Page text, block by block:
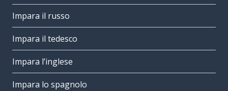
Impara il russo
Impara il tedesco
Impara l’inglese
Impara lo spagnolo